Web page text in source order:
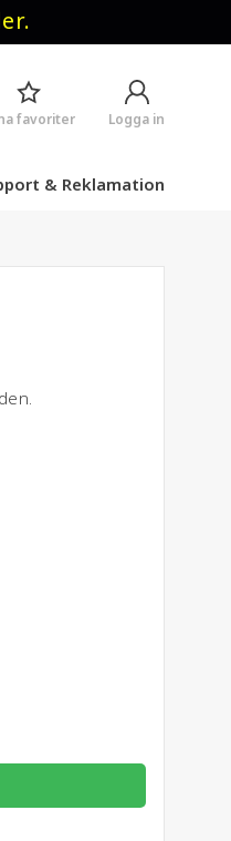
Logga in
favoriter
& Reklamation